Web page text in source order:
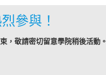
參與！
，敬請密切留意學院稍後活動。